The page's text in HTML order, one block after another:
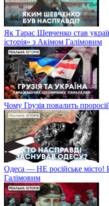
Як Тарас Шевченко став
історія» з Акімом Галімовим
Чому Грузія повалить
Одеса — НЕ російське місто!
Галімовим